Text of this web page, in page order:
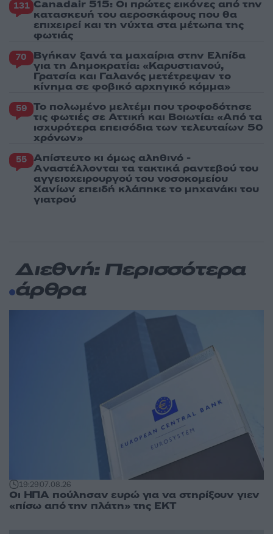
131 Canadair 515: Οι πρώτες εικόνες από την
κατασκευή του αεροσκάφους που θα
επιχειρεί και τη νύχτα στα μέτωπα της
φωτιάς
70 Βγήκαν ξανά τα μαχαίρια στην Ελπίδα
για τη Δημοκρατία: «Καρυστιανού,
Γρατσία και Γαλανός μετέτρεψαν το
κίνημα σε φοβικό αρχηγικό κόμμα»
59 Το πολωμένο μελτέμι που τροφοδότησε
τις φωτιές σε Αττική και Βοιωτία: «Από τα
ισχυρότερα επεισόδια των τελευταίων 50
χρόνων»
55 Απίστευτο κι όμως αληθινό -
Aναστέλλονται τα τακτικά ραντεβού του
αγγειοχειρουργού του νοσοκομείου
Χανίων επειδή κλάπηκε το μηχανάκι του
γιατρού
Διεθνή: Περισσότερα
άρθρα
19:2907.08.26
Οι ΗΠΑ πούλησαν ευρώ για να στηρίξουν γιεν
«πίσω από την πλάτη» της ΕΚΤ